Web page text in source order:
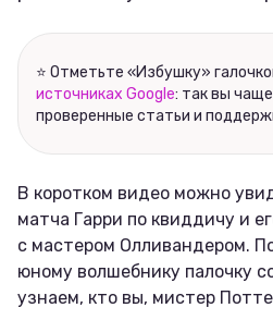
Соцсети
⭐ Отметьте «Избушку»
источниках Google: так вы
проверенные статьи и
В коротком видео можно
матча Гарри по квиддичу и
с мастером Олливандером.
юному волшебнику палочку
узнаем, кто вы, мистер